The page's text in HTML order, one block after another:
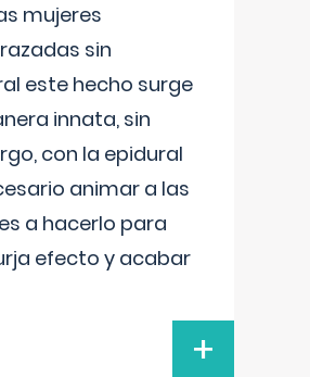
mujeres
sin
este hecho surge
innata, sin
con la epidural
animar a las
a hacerlo para
efecto y acabar
+